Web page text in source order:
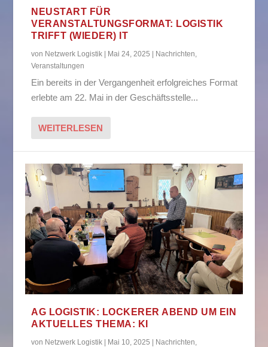
NEUSTART FÜR
VERANSTALTUNGSFORMAT: LOGISTIK
TRIFFT (WIEDER) IT
von Netzwerk Logistik Mai 24, 2025 Nachrichten,
Veranstaltungen
Ein bereits in der Vergangenheit erfolgreiches Format
erlebte am 22. Mai in der Geschäftsstelle...
WEITERLESEN
AG LOGISTIK: LOCKERER ABEND UM EIN
AKTUELLES THEMA: KI
von Netzwerk Logistik | Mai 10, 2025 | Nachrichten,